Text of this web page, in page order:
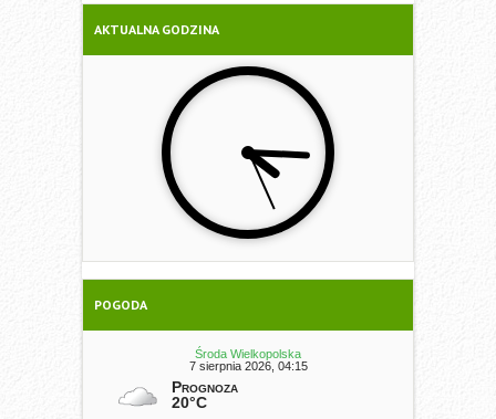
AKTUALNA GODZINA
POGODA
Środa Wielkopolska
7 sierpnia 2026, 04:15
Prognoza
20°C